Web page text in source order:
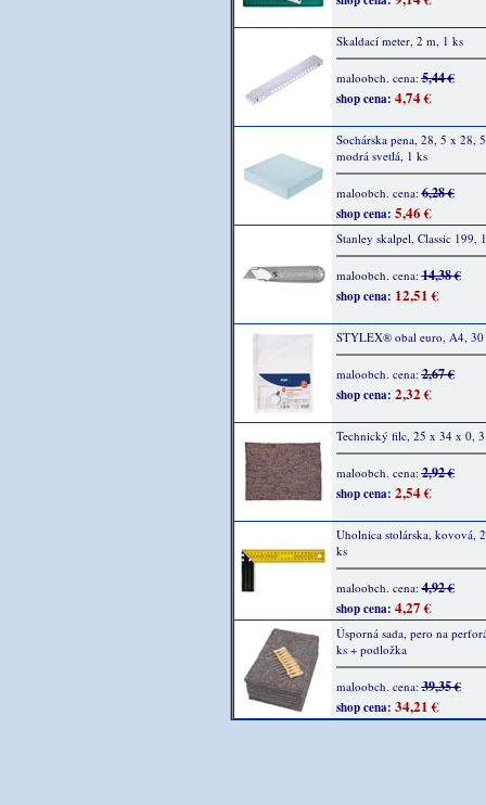
Skaldací meter, 2 m, 1 ks
maloobch. cena:5,44 €
shop cena: 4,74 €
Sochárska pena, 28, 5 x 28,
modrá svetlá, 1 ks
maloobch. cena:6,28 €
shop cena: 5,46 €
Stanley skalpel, Classic 199,
maloobch. cena:14,38 €
shop cena: 12,51 €
STYLEX® obal euro, A4, 30
maloobch. cena:2,67 €
shop cena: 2,32 €
Technický filc, 25 x 34 x 0,
maloobch. cena:2,92 €
shop cena: 2,54 €
Uholnica stolárska, kovová,
ks
maloobch. cena:4,92 €
shop cena: 4,27 €
Úsporná sada, pero na
ks + podložka
maloobch. cena:39,35 €
shop cena: 34,21 €